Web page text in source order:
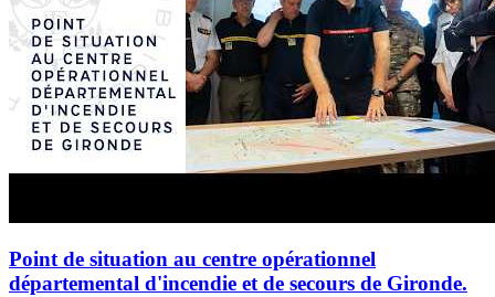
Point de situation au centre opérationnel
départemental d'incendie et de secours de Gironde.